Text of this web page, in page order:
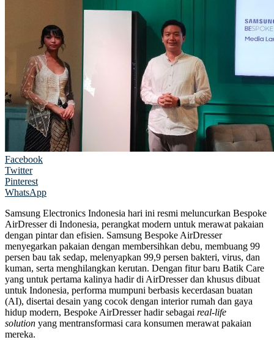
Facebook
Twitter
Pinterest
WhatsApp
Samsung Electronics Indonesia hari ini resmi meluncurkan Bespoke
AirDresser di Indonesia, perangkat modern untuk merawat pakaian
dengan pintar dan efisien. Samsung Bespoke AirDresser
menyegarkan pakaian dengan membersihkan debu, membuang 99
persen bau tak sedap, melenyapkan 99,9 persen bakteri, virus, dan
kuman, serta menghilangkan kerutan. Dengan fitur baru Batik Care
yang untuk pertama kalinya hadir di AirDresser dan khusus dibuat
untuk Indonesia, performa mumpuni berbasis kecerdasan buatan
(AI), disertai desain yang cocok dengan interior rumah dan gaya
hidup modern, Bespoke AirDresser hadir sebagai real-life
solution yang mentransformasi cara konsumen merawat pakaian
mereka.